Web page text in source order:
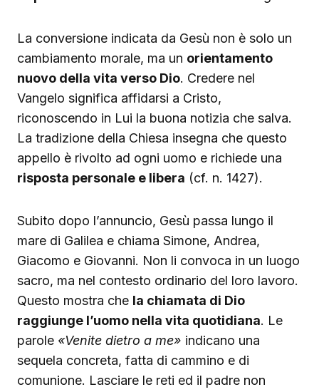
La conversione indicata da Gesù non è solo un
cambiamento morale, ma un orientamento
nuovo della vita verso Dio. Credere nel
Vangelo significa affidarsi a Cristo,
riconoscendo in Lui la buona notizia che salva.
La tradizione della Chiesa insegna che questo
appello è rivolto ad ogni uomo e richiede una
risposta personale e libera (cf. n. 1427).
Subito dopo l’annuncio, Gesù passa lungo il
mare di Galilea e chiama Simone, Andrea,
Giacomo e Giovanni. Non li convoca in un luogo
sacro, ma nel contesto ordinario del loro lavoro.
Questo mostra che la chiamata di Dio
raggiunge l’uomo nella vita quotidiana. Le
parole «Venite dietro a me» indicano una
sequela concreta, fatta di cammino e di
comunione. Lasciare le reti ed il padre non